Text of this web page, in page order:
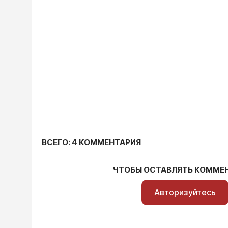
ВСЕГО: 4 КОММЕНТАРИЯ
ЧТОБЫ ОСТАВЛЯТЬ
Авторизуйтесь